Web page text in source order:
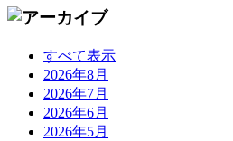
すべて表示
2026年8月
2026年7月
2026年6月
2026年5月